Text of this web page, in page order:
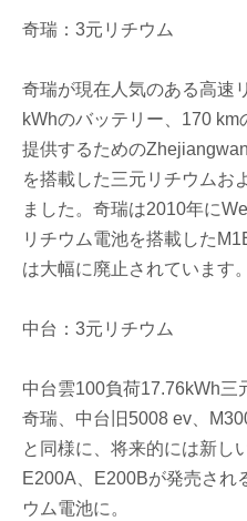
奇瑞：3元リチウム
奇瑞が現在人気のある高速
kWhのバッテリー、170
提供するための
を搭載した三元リチウムお
ました。奇瑞は2010年に
リチウム電池を搭載した
は大幅に廃止されています。
中台：3元リチウム
中台雲100負荷17.76kWh三
奇瑞、中台旧5008 ev、
と同様に、将来的には新し
E200A、E200Bが発売され
ウム電池に。